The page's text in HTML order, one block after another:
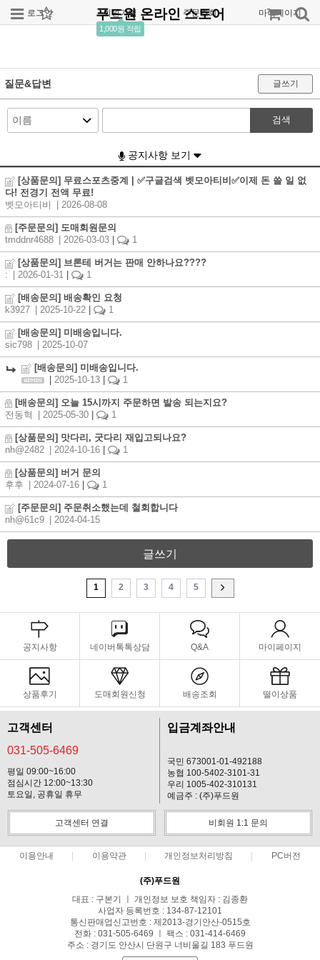
로그인 회원가입
1,000원 적립
주문조회 마이페이지
푸드원 온라인 스토어
질문&답변 글쓰기
검색
공지사항 보기
[상품문의] 무료스포츠중계 | ✅구글검색 벳모아티비✅이제 돈 쓸 일 없
다! 전경기 전액 무료!
벳모아티비
| 2026-08-08
[주문문의] 도매회원문의
tmddnr4688
| 2026-03-03 1
[상품문의] 브론테 버거는 판매 안하나요????
:
| 2026-01-31 1
[배송문의] 배송확인 요청
k3927
| 2025-10-22 1
[배송문의] 미배송입니다.
sic798
| 2025-10-07
[배송문의] 미배송입니다.
2025-10-13 1
[배송문의] 오늘 15시까지 주문하면 발송 되는지요?
전동혁
| 2025-05-30 1
[상품문의] 맛다리, 굿다리 재입고되나요?
nh@2482
| 2024-10-16 1
[상품문의] 버거 문의
후후
| 2024-07-16 1
[주문문의] 주문취소했는데 철회합니다
nh@61c9
| 2024-04-15
글쓰기
1 2 3 4 5
공지사항 네이버톡톡상담 Q&A 마이페이지
상품후기 도매회원신청 배송조회 떨이상품
고객센터
031-505-6469
평일 09:00~16:00
점심시간 12:00~13:30
토요일, 공휴일 휴무
입금계좌안내
국민 673001-01-492188
농협 100-5402-3101-31
우리 1005-402-310131
예금주 : (주)푸드원
고객센터 연결 비회원 1:1 문의
이용안내 이용약관 개인정보처리방침 PC버전
(주)푸드원
대표 : 구본기 ㅣ 개인정보 보호 책임자 : 김종환
사업자 등록번호 : 134-87-12101
통신판매업신고번호 : 제2013-경기안산-0515호
전화 : 031-505-6469 ㅣ 팩스 : 031-414-6469
주소 : 경기도 안산시 단원구 너비울길 183 푸드원